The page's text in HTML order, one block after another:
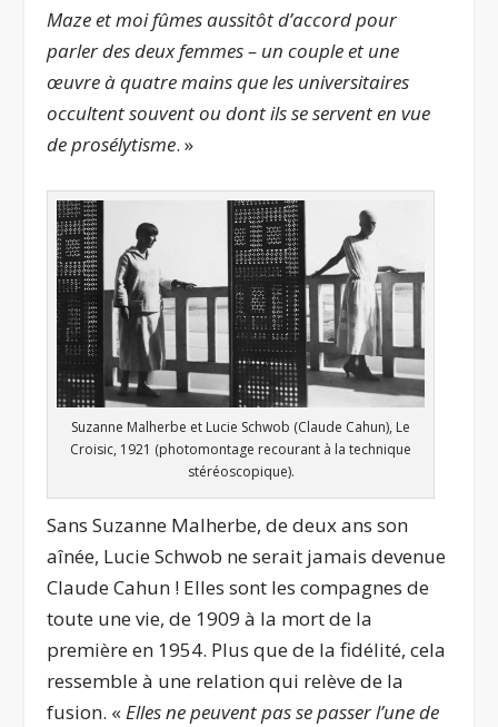
Maze et moi fûmes aussitôt d’accord pour
parler des deux femmes – un couple et une
œuvre à quatre mains que les universitaires
occultent souvent ou dont ils se servent en vue
de prosélytisme. »
Suzanne Malherbe et Lucie Schwob (Claude Cahun), Le
Croisic, 1921 (photomontage recourant à la technique
stéréoscopique).
Sans Suzanne Malherbe, de deux ans son
aînée, Lucie Schwob ne serait jamais devenue
Claude Cahun ! Elles sont les compagnes de
toute une vie, de 1909 à la mort de la
première en 1954. Plus que de la fidélité, cela
ressemble à une relation qui relève de la
fusion. «Elles ne peuvent pas se passer l’une de